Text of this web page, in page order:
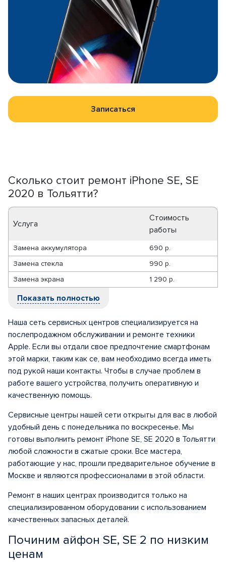
Записаться
Сколько стоит ремонт iPhone SE, SE
2020 в Тольятти?
Услуга
Стоимость
работы
Замена аккумулятора
690 р.
Замена стекла
990 р.
Замена экрана
1 290 р.
Показать полностью
Наша сеть сервисных центров специализируется на
послепродажном обслуживании и ремонте техники
Apple. Если вы отдали свое предпочтение смартфонам
этой марки, таким как се, вам необходимо всегда иметь
под рукой наши контакты. Чтобы в случае проблем в
работе вашего устройства, получить оперативную и
качественную помощь.
Сервисные центры нашей сети открыты для вас в любой
удобный день с понедельника по воскресенье. Мы
готовы выполнить ремонт iPhone SE, SE 2020 в Тольятти
любой сложности в сжатые сроки. Все мастера,
работающие у нас, прошли предварительное обучение в
Москве и являются профессионалами в этой области.
Ремонт в наших центрах производится только на
специализированном оборудовании с использованием
качественных запасных деталей.
Починим айфон SE, SE 2 по низким
ценам